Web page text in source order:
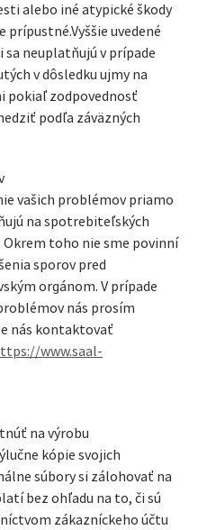
alebo iné atypické škody
uvedené
neuplatňujú v prípade
v dôsledku ujmy na
pokiaľ zodpovednosť
podľa záväzných
vašich problémov priamo
na spotrebiteľských
toho nie sme povinní
sporov pred
orgánom. V prípade
nás prosím
nás kontaktovať
www.saal-
na výrobu
kópie svojich
súbory si zálohovať na
bez ohľadu na to, či sú
zákazníckeho účtu